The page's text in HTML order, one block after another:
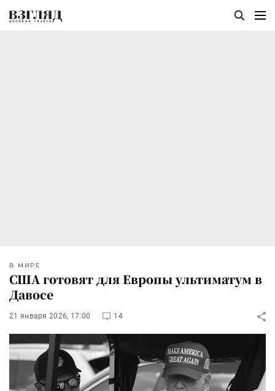
В МИРЕ
США готовят для Европы ультиматум в
Давосе
21 января 2026, 17:00 14